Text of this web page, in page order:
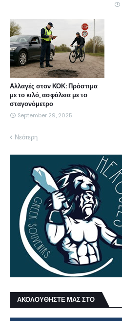
Αλλαγές στον ΚΟΚ: Πρόστιμα
με το κιλό, ασφάλεια με το
σταγονόμετρο
September 29, 2025
Νεότερη
ΑΚΟΛΟΥΘΗΣΤΕ ΜΑΣ ΣΤΟ